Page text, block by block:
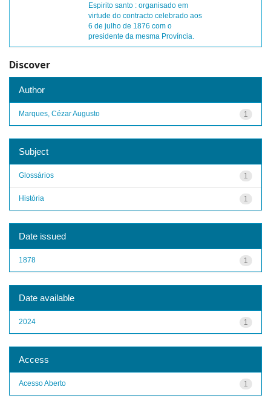
Espirito santo : organisado em
virtude do contracto celebrado aos
6 de julho de 1876 com o
presidente da mesma Província.
Discover
Author
1
Marques, Cézar Augusto
Subject
1
Glossários
1
História
Date issued
1
1878
Date available
1
2024
Access
1
Acesso Aberto